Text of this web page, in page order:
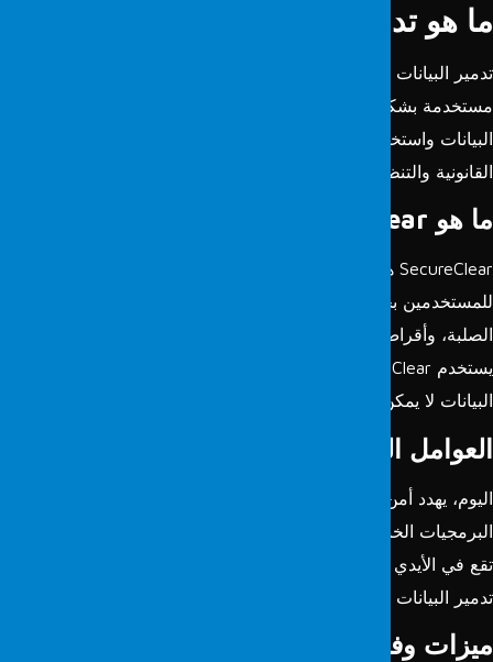
هو تدمير البيانات الآمن؟
البيانات الآمن هو عملية تدمير البيانات التي لم تعد مطلوبة أو
بشكل دائم وآمن. هذا يمنع وصول الأفراد الخبيثين إلى
واستخدامها لأغراض سيئة. كما يضمن الامتثال للمتطلبات
والتنظيمية.
هوSecureClear
SecureClear هو برنامج لتدمير البيانات الآمن الذي يسمح
بحذف البيانات بشكل دائم من محركات الأقراص
لا يمكن استعادتها.
التي تهدد أمن البيانات
يهدد أمن البيانات العديد من العوامل. الهجمات السيبرانية،
الخبيثة، الأضرار المادية، والأجهزة غير المستخدمة التي
في الأيدي الخطأ كلها تشكل مخاطر على أمن البيانات. يوفر
البيانات الآمن حماية استباقية ضد هذه التهديدات.
وفوائد